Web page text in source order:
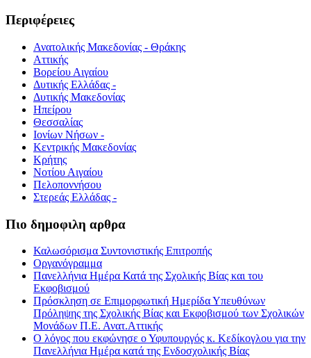
Περιφέρειες
Ανατολικής Μακεδονίας - Θράκης
Αττικής
Βορείου Αιγαίου
Δυτικής Ελλάδας -
Δυτικής Μακεδονίας
Ηπείρου
Θεσσαλίας
Ιονίων Νήσων -
Κεντρικής Μακεδονίας
Κρήτης
Νοτίου Αιγαίου
Πελοποννήσου
Στερεάς Ελλάδας -
Πιο δημοφιλη αρθρα
Καλωσόρισμα Συντονιστικής Επιτροπής
Οργανόγραμμα
Πανελλήνια Ημέρα Κατά της Σχολικής Βίας και του
Εκφοβισμού
Πρόσκληση σε Επιμορφωτική Ημερίδα Υπευθύνων
Πρόληψης της Σχολικής Βίας και Εκφοβισμού των Σχολικών
Μονάδων Π.Ε. Ανατ.Αττικής
Ο λόγος που εκφώνησε ο Υφυπουργός κ. Κεδίκογλου για την
Πανελλήνια Ημέρα κατά της Ενδοσχολικής Βίας